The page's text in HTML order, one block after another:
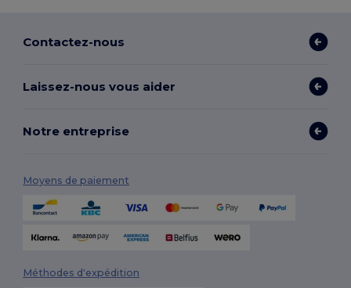
Contactez-nous
Laissez-nous vous aider
Notre entreprise
Moyens de paiement
Méthodes d'expédition